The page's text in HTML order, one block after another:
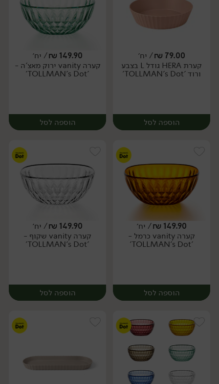
יח׳ יח׳
79.00
₪/ יח׳
קערת HERA גודל L בצבע
ורוד 'TOLLMAN's Dot'
הוספה לסל
יח׳
149.90
₪/ יח׳
קערה vanity ירוק מאצ'ה -
'TOLLMAN's Dot'
הוספה לסל
יח׳
149.90
₪/ יח׳
קערה vanity כרמל -
'TOLLMAN's Dot'
הוספה לסל
149.90
₪/ יח׳
קערה vanity שקוף -
'TOLLMAN's Dot'
הוספה לסל